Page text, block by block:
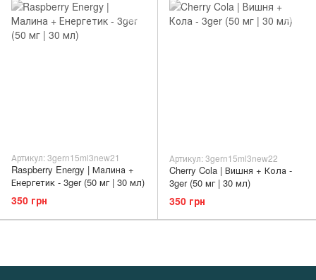
Артикул: 3gern15ml3new21
Raspberry Energy | Малина +
Енергетик - 3ger (50 мг | 30 мл)
350 грн
Артикул: 3gern15ml3new22
Cherry Cola | Вишня + Кола -
3ger (50 мг | 30 мл)
350 грн